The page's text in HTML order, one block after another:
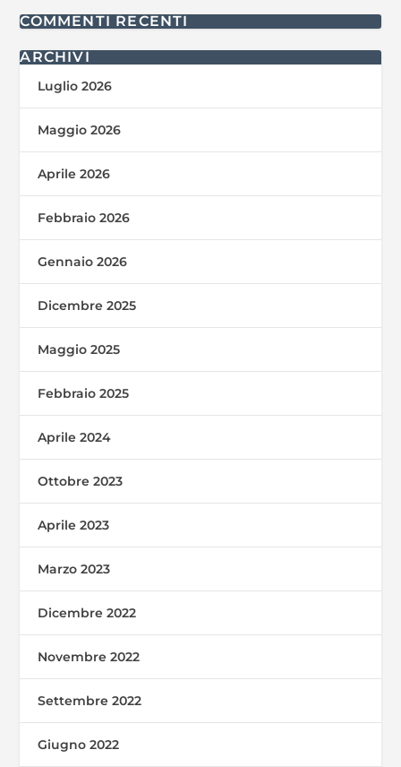
COMMENTI RECENTI
ARCHIVI
Luglio 2026
Maggio 2026
Aprile 2026
Febbraio 2026
Gennaio 2026
Dicembre 2025
Maggio 2025
Febbraio 2025
Aprile 2024
Ottobre 2023
Aprile 2023
Marzo 2023
Dicembre 2022
Novembre 2022
Settembre 2022
Giugno 2022